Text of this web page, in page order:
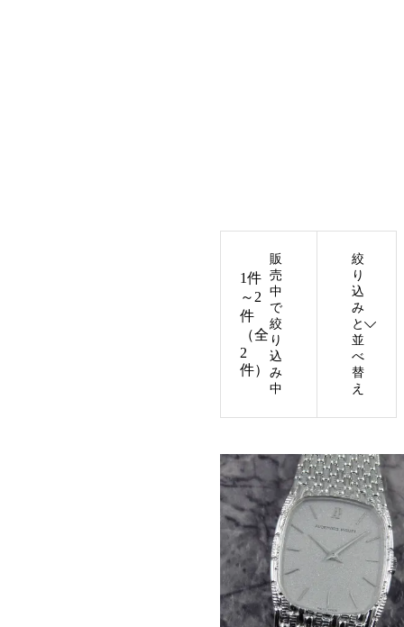
1件
～2
件
（全
2
件）
販
売
中
で
絞
り
込
み
中
絞
り
込
み
と
並
べ
替
え